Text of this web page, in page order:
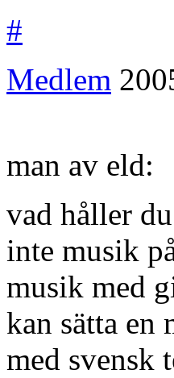
#
Medlem
man av eld:
vad håller
inte musik
musik med
kan sätta
med svensk